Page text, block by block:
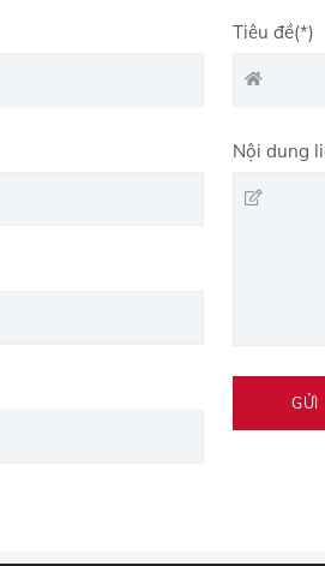
Tiêu đề(*)
Nội dung